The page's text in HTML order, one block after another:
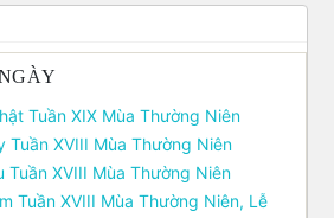
Tuần XIX Mùa Thường Niên
XVIII Mùa Thường Niên
XVIII Mùa Thường Niên
Tuần XVIII Mùa Thường Niên, Lễ